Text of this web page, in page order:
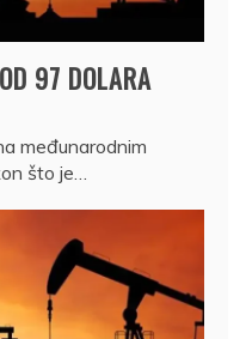
97 DOLARA
međunarodnim
što je…